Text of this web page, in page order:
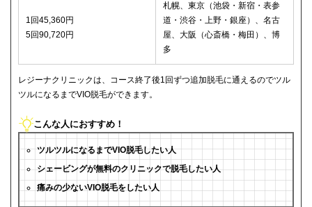
1回45,360円
5回90,720円
札幌、東京（池袋・新宿・表参
道・渋谷・上野・銀座）、名古
屋、大阪（心斎橋・梅田）、博
多
レジーナクリニックは、コース終了後1回ずつ追加脱毛に通えるのでツル
ツルになるまでVIO脱毛ができます。
こんな人におすすめ！
ツルツルになるまでVIO脱毛したい人
シェービングが無料のクリニックで脱毛したい人
痛みの少ないVIO脱毛をしたい人